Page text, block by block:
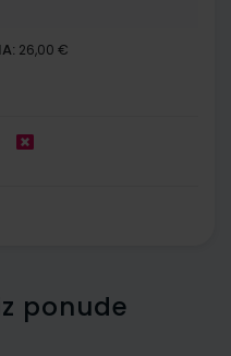
26,00 €
ponude